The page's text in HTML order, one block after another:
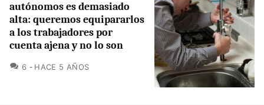
autónomos es demasiado
alta: queremos equipararlos
a los trabajadores por
cuenta ajena y no lo son
6 COMENTARIOS
HACE 5 AÑOS